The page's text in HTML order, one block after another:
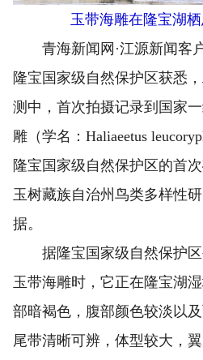
玉带海雕在隆宝湖
青海新闻网·江源新闻客户
隆宝国家级自然保护区获悉
测中，首次拍摄记录到国家
雕（学名：Haliaeetus
隆宝国家级自然保护区的首
玉树藏族自治州鸟类多样性
据。
据隆宝国家级自然保护区
玉带海雕时，它正在隆宝湖
部暗褐色，腹部颜色较淡以
尾带清晰可辨，体型较大，